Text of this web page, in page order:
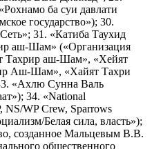
ба суи давлати
государство»); 30.
31. «Катиба Таухид
аш-Шам» («Организация
Тахрир аш-Шам», «Хейят
Аш-Шам», «Хайят Тахри
«Ахлю Сунна Валь
34. «National
NS/WP Crew, Sparrows
Белая сила, власть»);
созданное Мальцевым В.В.
общественного